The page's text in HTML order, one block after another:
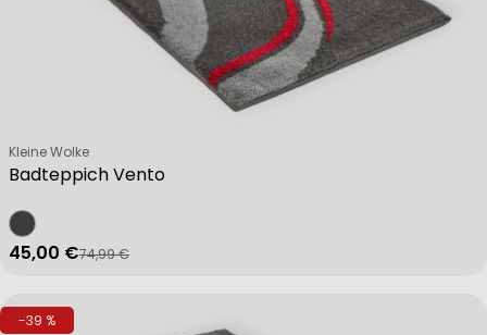
Badteppich Vento
Verkäufer:
Kleine Wolke
Verkaufspreis
45,00 €
Regulärer Preis
74,99 €
-39 %